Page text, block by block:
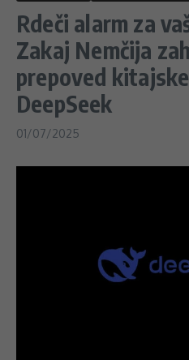
Rdeči alarm za
Zakaj Nemčija
prepoved
DeepSeek
01/07/2025